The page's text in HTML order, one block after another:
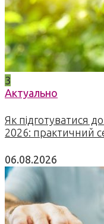
3
Актуально
Як підготуватися
2026: практичний
06.08.2026